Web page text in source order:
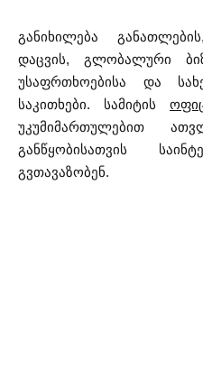
განიხილება
დაცვის, გლობალური
უსაფრთხოებისა და
საკითხები. სამიტის
უკუმიმართულებით
განწყობისათვის
გვთავაზობენ.